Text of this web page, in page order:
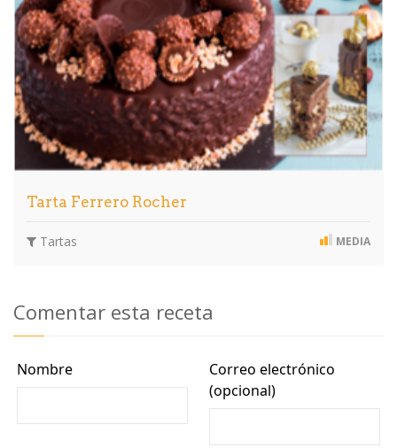
Tarta Ferrero Rocher
Tartas MEDIA
Comentar esta receta